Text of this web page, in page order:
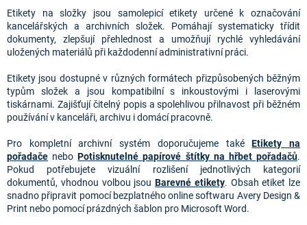
l
á
d
a
í
p
r
v
y
v
ý
p
i
s
Etikety na složky jsou samolepicí etikety určené k označování
kancelářských a archivních složek. Pomáhají systematicky třídit
dokumenty, zlepšují přehlednost a umožňují rychlé vyhledávání
uložených materiálů při každodenní administrativní práci.
Etikety jsou dostupné v různých formátech přizpůsobených běžným
typům složek a jsou kompatibilní s inkoustovými i laserovými
tiskárnami. Zajišťují čitelný popis a spolehlivou přilnavost při běžném
používání v kanceláři, archivu i domácí pracovně.
Pro kompletní archivní systém doporučujeme takéEtikety na
pořadače neboPotisknutelné papírové štítky na hřbet pořadačů.
Pokud potřebujete vizuální rozlišení jednotlivých kategorií
dokumentů, vhodnou volbou jsou Barevné etikety. Obsah etiket lze
snadno připravit pomocí bezplatného online softwaru Avery Design &
Print nebo pomocí prázdných šablon pro Microsoft Word.